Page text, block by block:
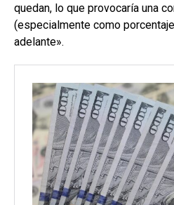
quedan, lo que provocaría una
(especialmente como
adelante».